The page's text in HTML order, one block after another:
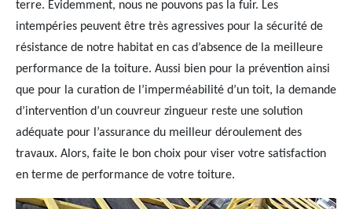
terre. Evidemment, nous ne pouvons pas la fuir. Les
intempéries peuvent être très agressives pour la sécurité de
résistance de notre habitat en cas d’absence de la meilleure
performance de la toiture. Aussi bien pour la prévention ainsi
que pour la curation de l’imperméabilité d’un toit, la demande
d’intervention d’un couvreur zingueur reste une solution
adéquate pour l’assurance du meilleur déroulement des
travaux. Alors, faite le bon choix pour viser votre satisfaction
en terme de performance de votre toiture.